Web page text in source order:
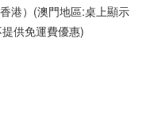
港）(澳門地區:桌上顯示
供免運費優惠)